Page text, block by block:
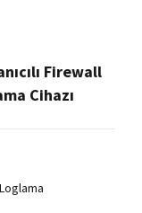
Firewall
Cihazı